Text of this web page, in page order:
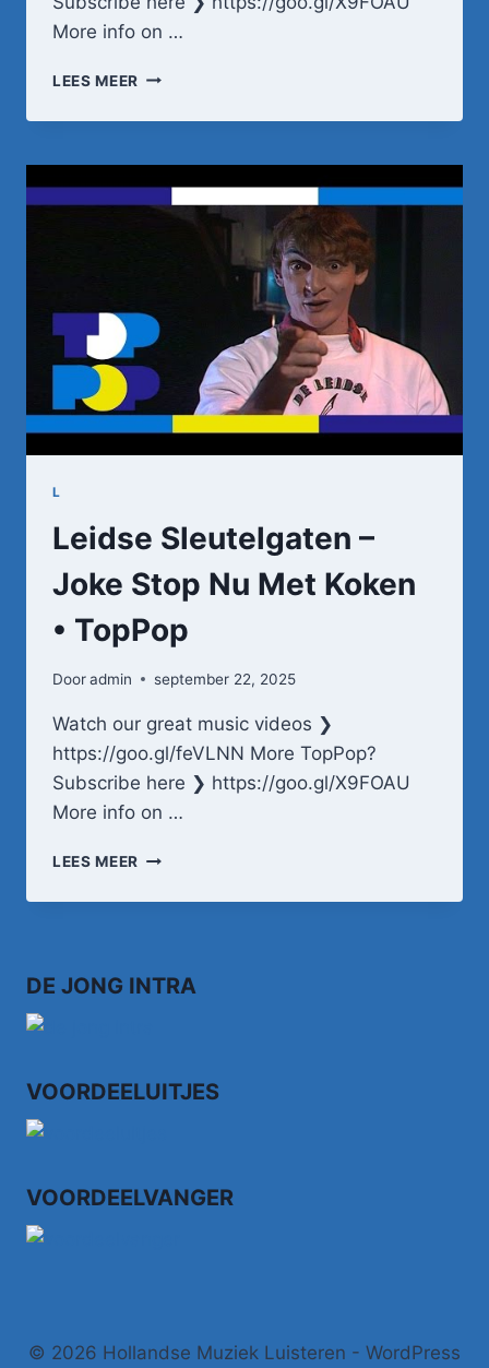
More info on …
LEES MEER EGBERT
–
UIT
DE
BEDSTEE,
L
Leidse Sleutelgaten –
Joke Stop Nu Met Koken
• TopPop
Dooradmin september 22, 2025
Watch our great music videos ❯
https://goo.gl/feVLNN More TopPop?
Subscribe here ❯ https://goo.gl/X9FOAU
More info on …
LEES MEER LEIDSE
–
MET
DE JONG INTRA
VOORDEELUITJES
VOORDEELVANGER
© 2026 Hollandse Muziek Luisteren - WordPress